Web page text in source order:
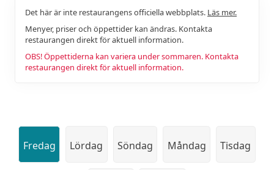
Det här är inte restaurangens officiella webbplats. Läs mer.
Menyer, priser och öppettider kan ändras. Kontakta
restaurangen direkt för aktuell information.
OBS! Öppettiderna kan variera under sommaren. Kontakta
restaurangen direkt för aktuell information.
Fredag Lördag Söndag Måndag Tisdag